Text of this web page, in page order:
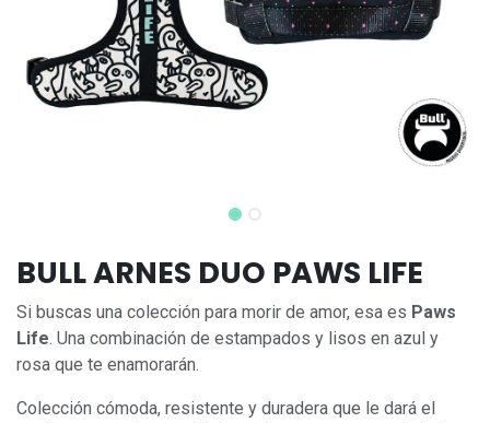
BULL ARNES DUO PAWS LIFE
Si buscas una colección para morir de amor, esa es Paws
Life. Una combinación de estampados y lisos en azul y
rosa que te enamorarán.
Colección cómoda, resistente y duradera que le dará el